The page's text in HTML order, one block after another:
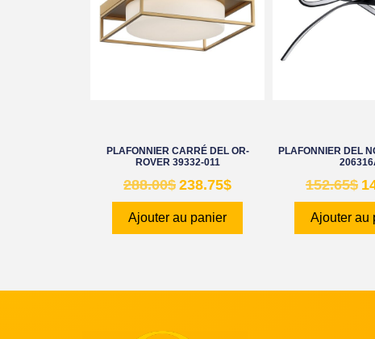
PLAFONNIER CARRÉ DEL OR-
ROVER 39332-011
288.00$ 238.75$
Ajouter au panier
PLAFONNIER DEL
152.65$
Ajouter au